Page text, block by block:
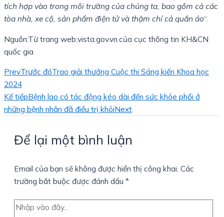
tích hợp vào trong môi trường của chúng ta, bao gồm cả các
tòa nhà, xe cộ, sản phẩm điện tử và thậm chí cả quần áo“.
Nguồn:Từ trang web:vista.gov.vn.của cục thông tin KH&CN
quốc gia
PrevTrước đóTrao giải thưởng Cuộc thi Sáng kiến Khoa học
2024
Kế tiếpBệnh lao có tác động kéo dài đến sức khỏe phổi ở
những bệnh nhân đã điều trị khỏiNext
Để lại một bình luận
Email của bạn sẽ không được hiển thị công khai. Các
trường bắt buộc được đánh dấu *
Nhập